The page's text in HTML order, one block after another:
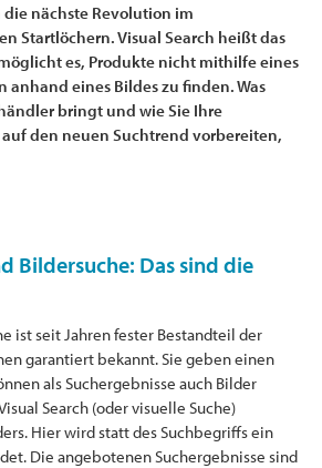
nächste Revolution im
Startlöchern. Visual Search heißt das
es, Produkte nicht mithilfe eines
anhand eines Bildes zu finden. Was
bringt und wie Sie Ihre
den neuen Suchtrend vorbereiten,
Bildersuche: Das sind die
ist seit Jahren fester Bestandteil der
garantiert bekannt. Sie geben einen
als Suchergebnisse auch Bilder
Search (oder visuelle Suche)
Hier wird statt des Suchbegriffs ein
Die angebotenen Suchergebnisse sind